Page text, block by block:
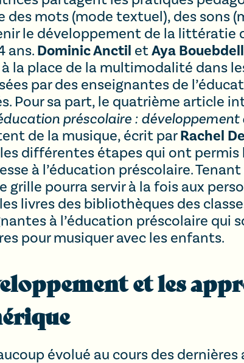
mots (mode textuel), des sons
le développement de la littératie
ans. Dominic Anctil etAya
la place de la multimodalité dans
par des enseignantes de
Pour sa part, le quatrième article
préscolaire : développement
de la musique, écrit parRachel
différentes étapes qui ont permis
à l’éducation préscolaire.
pourra servir à la fois aux
livres des bibliothèques des
à l’éducation préscolaire qui
pour musiquer avec les enfants.
et les
évolué au cours des